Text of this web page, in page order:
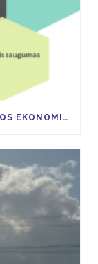
14 MLRD. EURŲ INVESTICIJŲ Į LIETUVOS EKONOMIKĄ TAM KAD IKI 2030 M. ŠESD SUMAŽĖTŲ 9 PROC.